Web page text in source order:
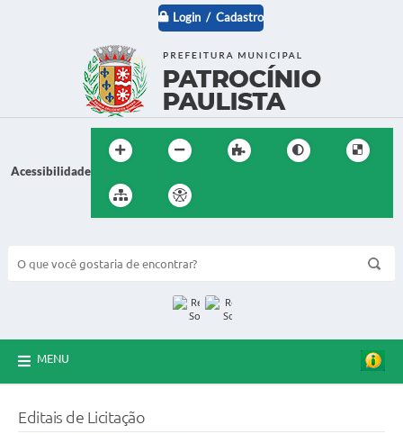
Login / Cadastro
Acessibilidade
MENU
Editais de Licitação